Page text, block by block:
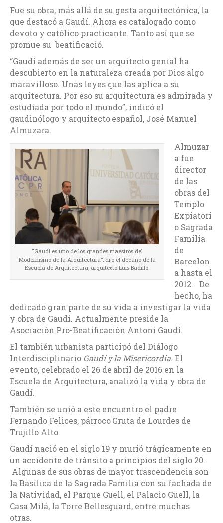
Fue su obra, más allá de su gesta arquitectónica, la
que destacó a Gaudí. Ahora es catalogado como
devoto y católico practicante. Tanto así que se
promue su beatificació.
“Gaudí además de ser un arquitecto genial ha
descubierto en la naturaleza creada por Dios algo
maravilloso. Unas leyes que las aplica a su
arquitectura. Por eso su arquitectura es admirada y
estudiada por todo el mundo”, indicó el
gaudinólogo y arquitecto español, José Manuel
Almuzara.
“Gaudi es uno de los grandes maestros del
Modernismo de la Arquitectura”, dijo el decano de la
Escuela de Arquitectura, arquitecto Luis Badillo.
Almuzar
a fue
director
de las
obras del
Templo
Expiatori
o Sagrada
Familia
de
Barcelon
a hasta el
2012. De
hecho, ha
dedicado gran parte de su vida a investigar la vida
y obra de Gaudí. Actualmente preside la
Asociación Pro-Beatificación Antoni Gaudí.
El también urbanista participó del Diálogo
Interdisciplinario Gaudí y la Misericordia. El
evento, celebrado el 26 de abril de 2016 en la
Escuela de Arquitectura, analizó la vida y obra de
Gaudí.
También se unió a este encuentro el padre
Fernando Felices, párroco Gruta de Lourdes de
Trujillo Alto.
Gaudí nació en el siglo 19 y murió trágicamente en
un accidente de tránsito a principios del siglo 20.
Algunas de sus obras de mayor trascendencia son
la Basílica de la Sagrada Familia con su fachada de
la Natividad, el Parque Guell, el Palacio Guell, la
Casa Milá, la Torre Bellesguard, entre muchas
otras.